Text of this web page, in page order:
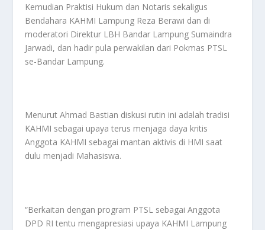
Kemudian Praktisi Hukum dan Notaris sekaligus
Bendahara KAHMI Lampung Reza Berawi dan di
moderatori Direktur LBH Bandar Lampung Sumaindra
Jarwadi, dan hadir pula perwakilan dari Pokmas PTSL
se-Bandar Lampung.
Menurut Ahmad Bastian diskusi rutin ini adalah tradisi
KAHMI sebagai upaya terus menjaga daya kritis
Anggota KAHMI sebagai mantan aktivis di HMI saat
dulu menjadi Mahasiswa.
“Berkaitan dengan program PTSL sebagai Anggota
DPD RI tentu mengapresiasi upaya KAHMI Lampung